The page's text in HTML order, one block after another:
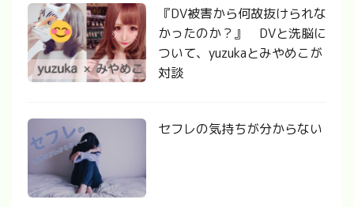
『DV被害から何故抜けられな
かったのか？』 DVと洗脳に
ついて、yuzukaとみやめこが
対談
セフレの気持ちが分からない